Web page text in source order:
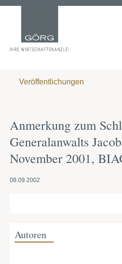
Veröffentlichungen
Anmerkung zum
Generalanwalts
November 2001,
08.09.2002
Autoren